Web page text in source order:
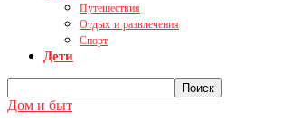
Путешествия
Отдых и развлечения
Спорт
Дети
Дом и быт